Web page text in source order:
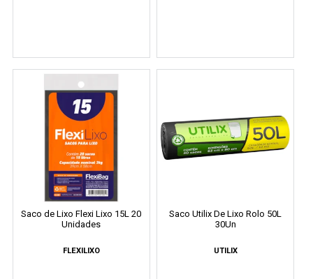
Saco de Lixo Flexi Lixo 15L 20
Unidades
FLEXILIXO
Saco Utilix De Lixo Rolo 50L
30Un
UTILIX